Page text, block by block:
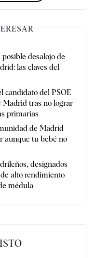
desalojo de
las claves del
candidato del PSOE
Madrid tras no lograr
primarias
de Madrid
aunque tu bebé no
designados
alto rendimiento
médula